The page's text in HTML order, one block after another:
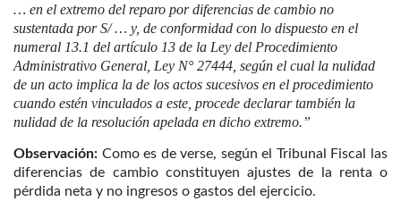
… en el extremo del reparo por diferencias de cambio no
sustentada por S/ … y, de conformidad con lo dispuesto en el
numeral 13.1 del artículo 13 de la Ley del Procedimiento
Administrativo General, Ley N° 27444, según el cual la nulidad
de un acto implica la de los actos sucesivos en el procedimiento
cuando estén vinculados a este, procede declarar también la
nulidad de la resolución apelada en dicho extremo.”
Observación: Como es de verse, según el Tribunal Fiscal las
diferencias de cambio constituyen ajustes de la renta o
pérdida neta y no ingresos o gastos del ejercicio.